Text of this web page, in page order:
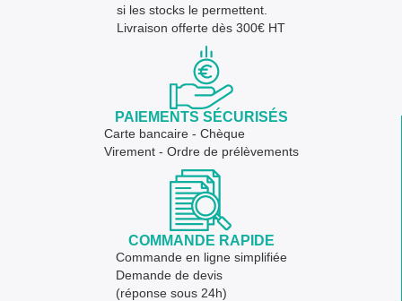
si les stocks le permettent.
Livraison offerte dès 300€ HT
PAIEMENTS SÉCURISÉS
Carte bancaire - Chèque
Virement - Ordre de prélèvements
COMMANDE RAPIDE
Commande en ligne simplifiée
Demande de devis
(réponse sous 24h)